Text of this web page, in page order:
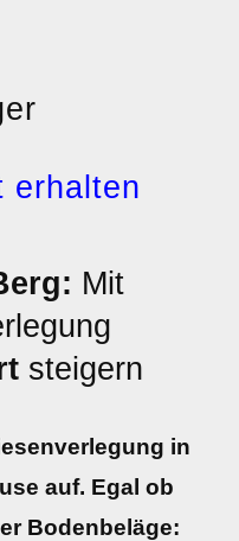
erhalten
Mit
steigern
in
auf. Egal ob
Bodenbeläge: